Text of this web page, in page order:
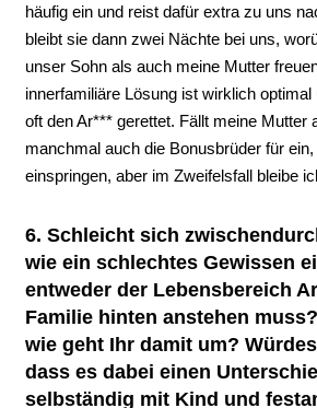
häufig ein und reist dafür extra zu uns
bleibt sie dann zwei Nächte bei uns,
unser Sohn als auch meine Mutter
innerfamiliäre Lösung ist wirklich
oft den Ar*** gerettet. Fällt meine Mutter
manchmal auch die Bonusbrüder für
einspringen, aber im Zweifelsfall bleibe
6. Schleicht sich
wie ein schlechtes Gewissen
entweder der Lebensbereich
Familie hinten anstehen
wie geht Ihr damit um?
dass es dabei einen
selbständig mit Kind und